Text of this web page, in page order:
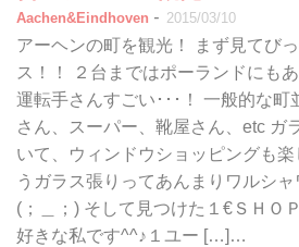
Aachen&Eindhoven - 2015/03/10
アーヘンの町を観光！ まず見てび
ス！！ ２台まではポーランドにも
運転手さんすごい･･･！ 一般的な町
さん、スーパー、靴屋さん、etc ガ
いて、ウィンドウショッピングも
うガラス張りってあんまりワルシ
(；＿；) そして見つけた１€ＳＨＯ
好きな私です^^♪１ユー […]…